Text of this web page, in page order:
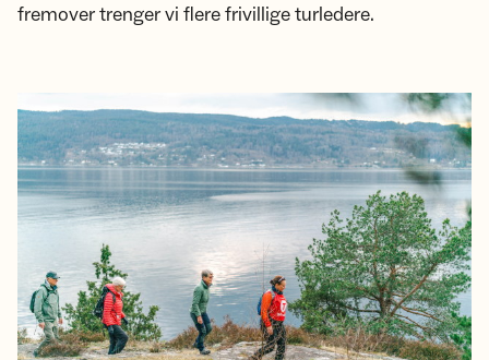
fremover trenger vi flere frivillige turledere.